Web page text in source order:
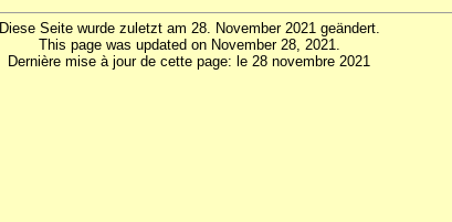
Diese Seite wurde zuletzt am 28. November 2021 geändert.
This page was updated on November 28, 2021.
Dernière mise à jour de cette page: le 28 novembre 2021